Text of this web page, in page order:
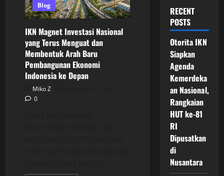
Blog
IKN Magnet Investasi Nasional
yang Terus Menguat dan
Membentuk Arah Baru
Pembangunan Ekonomi
Indonesia ke Depan
Miko Z
0
RECENT
POSTS
Otorita IKN
Siapkan
Agenda
Kemerdeka
an Nasional,
Rangkaian
HUT ke-81
RI
Dipusatkan
di
Nusantara